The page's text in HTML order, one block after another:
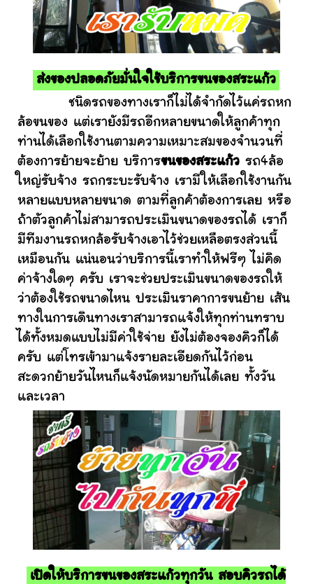
ส่งของปลอดภัยมั่นใจใช้บริการขนของสระแก้ว
ชนิดรถของทางเราก็ไม่ได้จำกัดไว้แค่รถหก
ล้อขนของ แต่เรายังมีรถอีกหลายขนาดให้ลูกค้าทุก
ท่านได้เลือกใช้งานตามความเหมาะสมของจำนวนที่
ต้องการย้ายจะย้าย บริการขนของสระแก้ว รถ4ล้อ
ใหญ่รับจ้าง รถกระบะรับจ้าง เรามีให้เลือกใช้งานกัน
หลายแบบหลายขนาด ตามที่ลูกค้าต้องการเลย หรือ
ถ้าตัวลูกค้าไม่สามารถประเมินขนาดของรถได้ เราก็
มีทีมงานรถหกล้อรับจ้างเอาไว้ช่วยเหลือตรงส่วนนี้
เหมือนกัน แน่นอนว่าบริการนี้เราทำให้ฟรีๆ ไม่คิด
ค่าจ้างใดๆ ครับ เราจะช่วยประเมินขนาดของรถให้
ว่าต้องใช้รถขนาดไหน ประเมินราคาการขนย้าย เส้น
ทางในการเดินทางเราสามารถแจ้งให้ทุกท่านทราบ
ได้ทั้งหมดแบบไม่มีค่าใช้จ่าย ยังไม่ต้องจองคิวก็ได้
ครับ แต่โทรเข้ามาแจ้งรายละเอียดกันไว้ก่อน
สะดวกย้ายวันไหนก็แจ้งนัดหมายกันได้เลย ทั้งวัน
และเวลา
เปิดให้บริการขนของสระแก้วทุกวัน สอบคิวรถได้